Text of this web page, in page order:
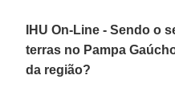
IHU On-Line - Sendo o
terras no Pampa
da região?